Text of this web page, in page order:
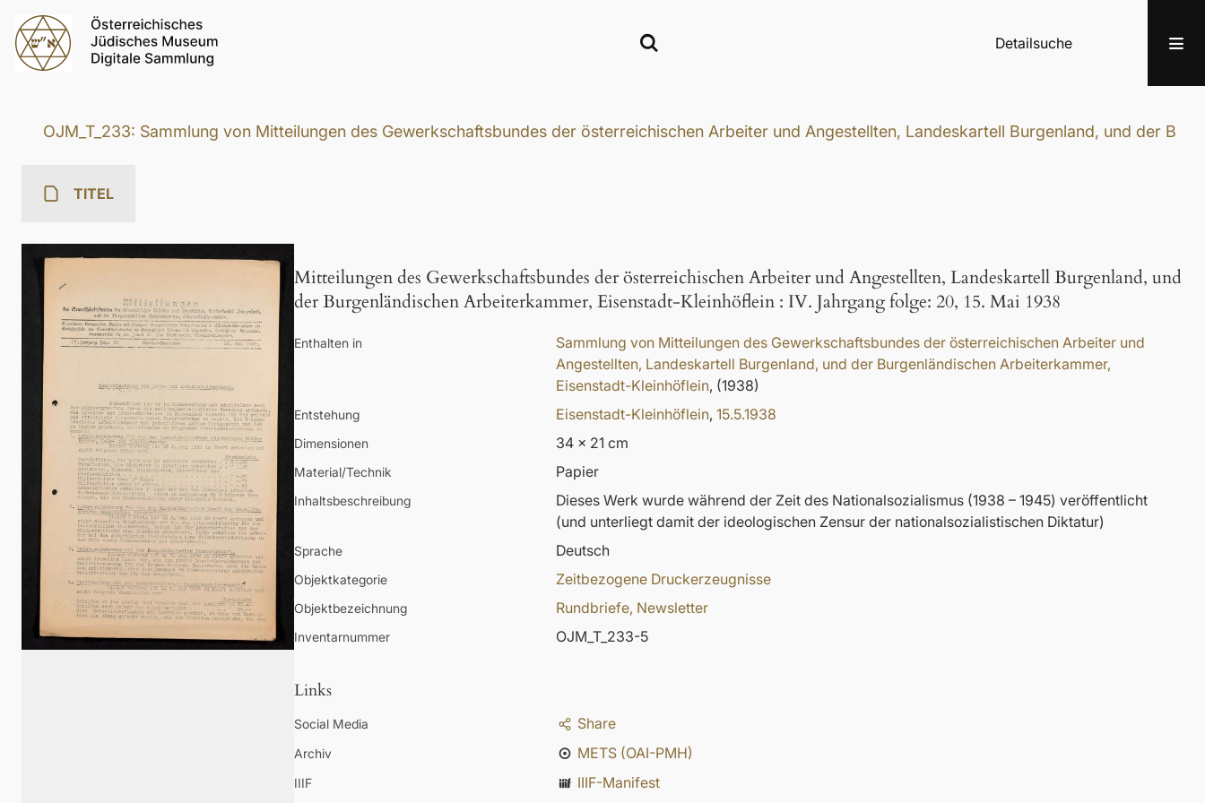
Detailsuche
OJM_T_233: Sammlung von Mitteilungen des Gewerkschaftsbundes der österreichischen Arbeiter und Angestellten, Landeskartell Burgenland, und der
TITEL
Mitteilungen des Gewerkschaftsbundes der österreichischen Arbeiter und Angestellten, Landeskartell Burgenland, und
der Burgenländischen Arbeiterkammer, Eisenstadt-Kleinhöflein : IV. Jahrgang folge: 20, 15. Mai 1938
Enthalten in
Sammlung von Mitteilungen des Gewerkschaftsbundes der österreichischen Arbeiter und
Angestellten, Landeskartell Burgenland, und der Burgenländischen Arbeiterkammer,
Eisenstadt-Kleinhöflein, (1938)
Entstehung Eisenstadt-Kleinhöflein, 15.5.1938
Dimensionen 34 x 21 cm
Material/Technik Papier
Inhaltsbeschreibung
Dieses Werk wurde während der Zeit des Nationalsozialismus (1938 – 1945) veröffentlicht
(und unterliegt damit der ideologischen Zensur der nationalsozialistischen Diktatur)
Sprache Deutsch
Objektkategorie Zeitbezogene Druckerzeugnisse
Objektbezeichnung Rundbriefe, Newsletter
Inventarnummer OJM_T_233-5
Links
Social Media Share
Archiv METS (OAI-PMH)
IIIF IIIF-Manifest